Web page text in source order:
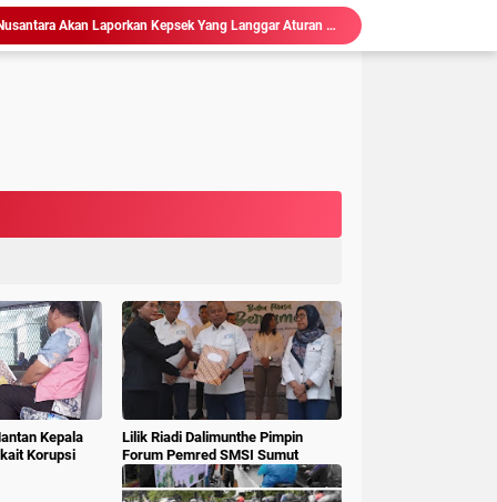
Sekolah, Rawan Korupsi
Terpadu Tindak Tegas PETI di Madina
Sidang Korupsi Waterfront City Samosir: Eks PPK Akui Hanya Lanjutkan Pekerjaan, KPA Beberkan Pengawasan Proyek
Kepala
Korupsi
Lilik Riadi Dalimunthe Pimpin
Forum Pemred SMSI Sumut